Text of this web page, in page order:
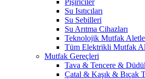
Pişiriciler
Su Isıtıcıları
Su Sebilleri
Su Arıtma Cihazları
Teknolojik Mutfak
Tüm Elektrikli Mutfak
Mutfak Gereçleri
Tava & Tencere &
Çatal & Kaşık & Bıçak